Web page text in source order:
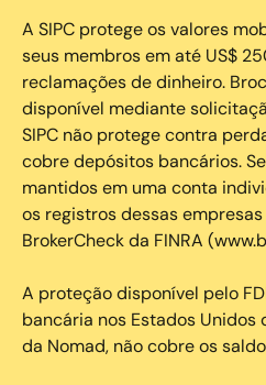
A SIPC protege os valores
seus membros em até US$
reclamações de dinheiro.
disponível mediante
SIPC não protege contra
cobre depósitos bancários.
mantidos em uma conta
os registros dessas
BrokerCheck da FINRA
A proteção disponível pelo
bancária nos Estados
da Nomad, não cobre os